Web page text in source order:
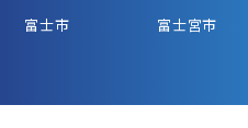
富士市
富士宮市